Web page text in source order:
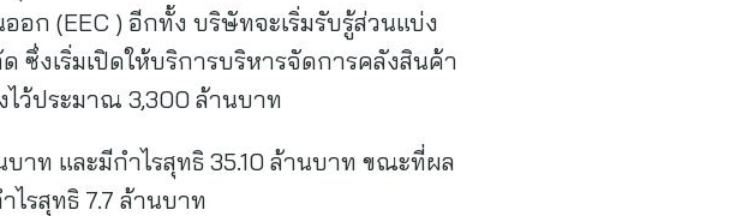
ก (EEC ) อีกทั้ง บริษัทจะเริ่มรับรู้ส่วนแบ่ง
ซึ่งเริ่มเปิดให้บริการบริหารจัดการคลังสินค้า
ว้ประมาณ 3,300 ล้านบาท
าท และมีกำไรสุทธิ 35.10 ล้านบาท ขณะที่ผล
ไรสุทธิ 7.7 ล้านบาท